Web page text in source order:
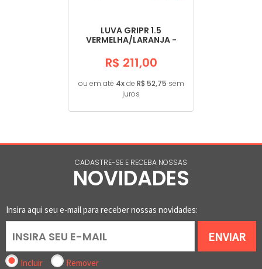
LUVA GRIPR 1.5
VERMELHA/LARANJA -
R$ 211,00
ou em até 4xde R$ 52,75 sem
juros
CADASTRE-SE E RECEBA NOSSAS
NOVIDADES
Insira aqui seu e-mail para receber nossas novidades:
ENVIAR
Incluir Remover